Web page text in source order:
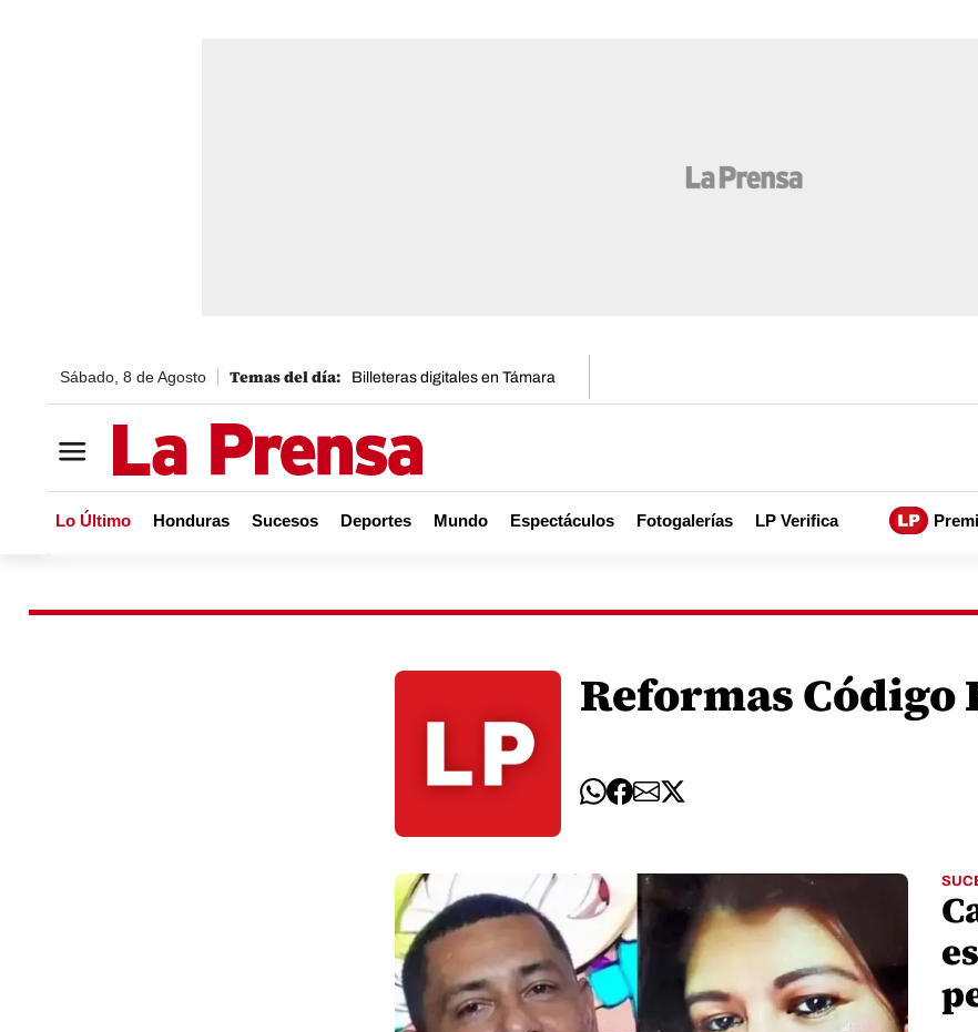
Sábado, 8 de Agosto Billeteras digitales en Támara
Lo Último Honduras Sucesos Deportes Mundo Espectáculos Fotogalerías LP Verifica
Reformas Código